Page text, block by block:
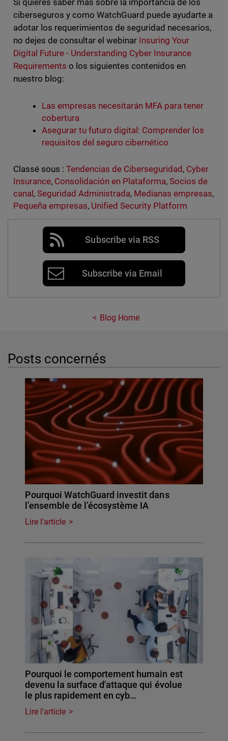
Si quieres saber más sobre la importancia de los
ciberseguros y como WatchGuard puede ayudarte a
adotar los requerimientos de seguridad necesarios,
no dejes de consultar el webinar Insuring Your
Digital Future - Understanding Cyber Insurance
Requirements o los siguientes contenidos en
nuestro blog:
Las empresas necesitarán MFA para tener
cobertura
Asegurar tu futuro digital: Comprender los
requisitos del seguro cibernético
Classé sous : Tendencias de Ciberseguridad , Cyber
Insurance, Consolidación en Plataforma,Socios de
canal , Seguridad Administrada, Medianas empresas,
Pequeña empresas, Unified Security Platform
Subscribe via RSS
Subscribe via Email
Blog Home
Posts concernés
Pourquoi WatchGuard investit dans
l’ensemble de l’écosystème IA
Lire l'article
Pourquoi le comportement humain est
devenu la surface d'attaque qui évolue
le plus rapidement en cyb…
Lire l'article